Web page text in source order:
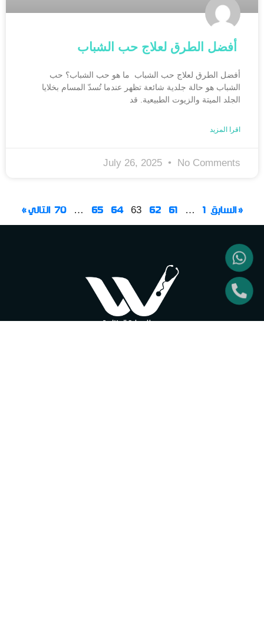
أفضل الطرق لعلاج حب الشباب
أفضل الطرق لعلاج حب الشباب ما هو حب الشباب؟ حب
الشباب هو حالة جلدية شائعة تظهر عندما تُسدّ المسام بخلايا
الجلد الميتة والزيوت الطبيعية. قد
اقرا المزيد
July 26, 2025 No Comments
« السابق 1
…
61
62
63
64
65
…
70 التالي »